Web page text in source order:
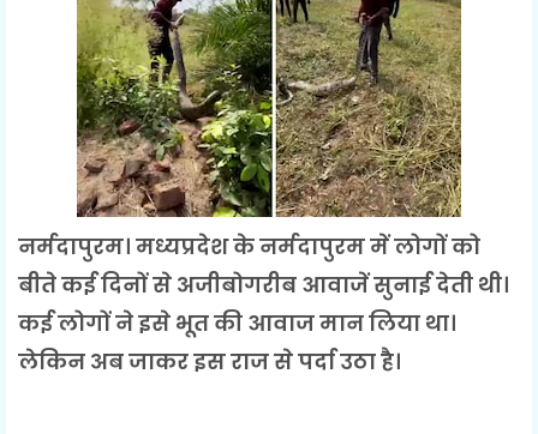
नर्मदापुरम। मध्यप्रदेश के नर्मदापुरम में लोगों को
बीते कई दिनों से अजीबोगरीब आवाजें सुनाई देती थी।
कई लोगों ने इसे भूत की आवाज मान लिया था।
लेकिन अब जाकर इस राज से पर्दा उठा है।